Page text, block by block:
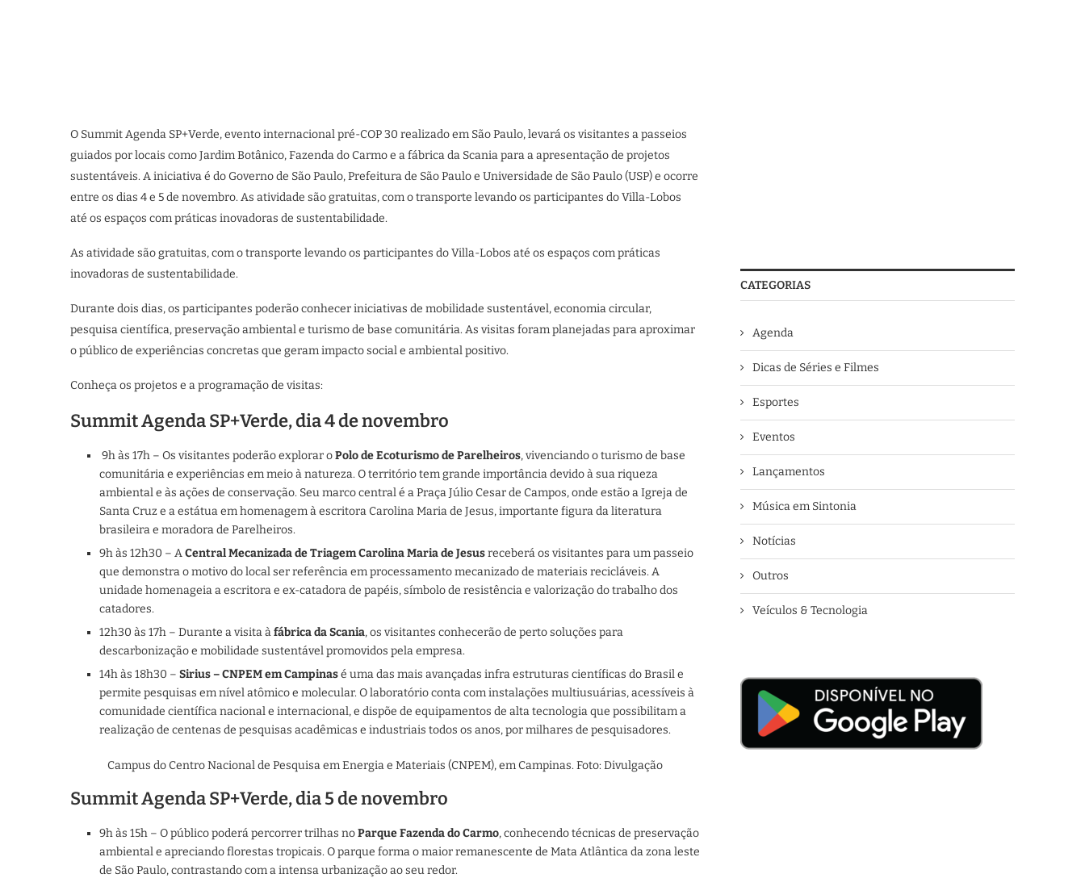
O Summit Agenda SP+Verde, evento internacional pré-COP 30 realizado em São Paulo, levará os visitantes a passeios
guiados por locais como Jardim Botânico, Fazenda do Carmo e a fábrica da Scania para a apresentação de projetos
sustentáveis. A iniciativa é do Governo de São Paulo, Prefeitura de São Paulo e Universidade de São Paulo (USP) e ocorre
entre os dias 4 e 5 de novembro. As atividade são gratuitas, com o transporte levando os participantes do Villa-Lobos
até os espaços com práticas inovadoras de sustentabilidade.
As atividade são gratuitas, com o transporte levando os participantes do Villa-Lobos até os espaços com práticas
inovadoras de sustentabilidade.
Durante dois dias, os participantes poderão conhecer iniciativas de mobilidade sustentável, economia circular,
pesquisa científica, preservação ambiental e turismo de base comunitária. As visitas foram planejadas para aproximar
o público de experiências concretas que geram impacto social e ambiental positivo.
Conheça os projetos e a programação de visitas:
Summit Agenda SP+Verde, dia 4 de novembro
9h às 17h – Os visitantes poderão explorar oPolo de Ecoturismo de Parelheiros, vivenciando o turismo de base
comunitária e experiências em meio à natureza. O território tem grande importância devido à sua riqueza
ambiental e às ações de conservação. Seu marco central é a Praça Júlio Cesar de Campos, onde estão a Igreja de
Santa Cruz e a estátua em homenagem à escritora Carolina Maria de Jesus, importante figura da literatura
brasileira e moradora de Parelheiros.
9h às 12h30 – ACentral Mecanizada de Triagem Carolina Maria de Jesusreceberá os visitantes para um passeio
que demonstra o motivo do local ser referência em processamento mecanizado de materiais recicláveis. A
unidade homenageia a escritora e ex-catadora de papéis, símbolo de resistência e valorização do trabalho dos
catadores.
12h30 às 17h – Durante a visita àfábrica da Scania, os visitantes conhecerão de perto soluções para
descarbonização e mobilidade sustentável promovidos pela empresa.
14h às 18h30 – Sirius – CNPEM em Campinasé uma das mais avançadas infra estruturas científicas do Brasil e
permite pesquisas em nível atômico e molecular. O laboratório conta com instalações multiusuárias, acessíveis à
comunidade científica nacional e internacional, e dispõe de equipamentos de alta tecnologia que possibilitam a
realização de centenas de pesquisas acadêmicas e industriais todos os anos, por milhares de pesquisadores.
Campus do Centro Nacional de Pesquisa em Energia e Materiais (CNPEM), em Campinas. Foto: Divulgação
Summit Agenda SP+Verde, dia 5 de novembro
9h às 15h – O público poderá percorrer trilhas noParque Fazenda do Carmo, conhecendo técnicas de preservação
ambiental e apreciando florestas tropicais. O parque forma o maior remanescente de Mata Atlântica da zona leste
de São Paulo, contrastando com a intensa urbanização ao seu redor.
CATEGORIAS
Agenda
Dicas de Séries e Filmes
Esportes
Eventos
Lançamentos
Música em Sintonia
Notícias
Outros
Veículos & Tecnologia